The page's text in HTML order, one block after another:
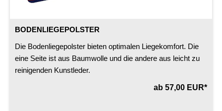
BODENLIEGEPOLSTER
Die Bodenliegepolster bieten optimalen Liegekomfort. Die
eine Seite ist aus Baumwolle und die andere aus leicht zu
reinigenden Kunstleder.
ab 57,00 EUR*